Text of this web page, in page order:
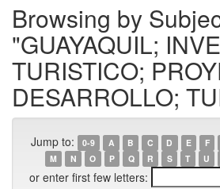
Browsing by
"GUAYAQUIL;
TURISTICO;
DESARROLLO;
Jump to: 0-9 A B C D E F
M
N O P Q R S T U
or enter first few letters: